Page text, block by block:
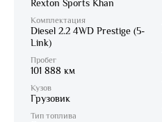
Rexton Sports Khan
Комплектация
Diesel 2.2 4WD Prestige (5-
Link)
Пробег
101 888 км
Кузов
Грузовик
Тип топлива